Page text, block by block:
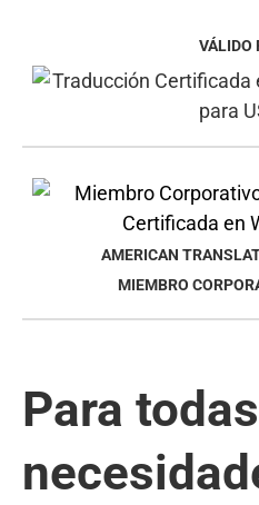
VÁLIDO
AMERICAN
MIEMBRO
Para